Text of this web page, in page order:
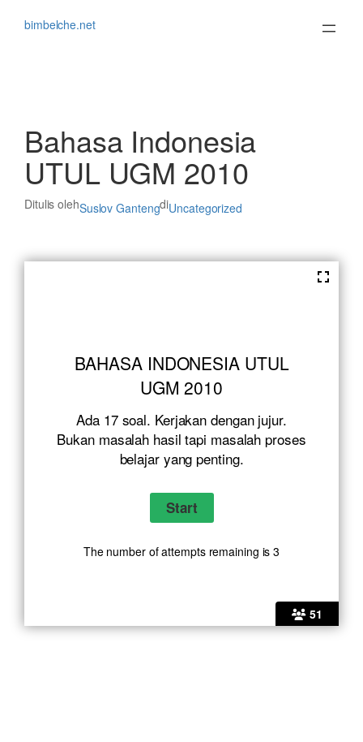
bimbelche.net
Bahasa Indonesia
UTUL UGM 2010
Ditulis olehSuslov GantengdiUncategorized
51
BAHASA INDONESIA UTUL
UGM 2010
Ada 17 soal. Kerjakan dengan jujur.
Bukan masalah hasil tapi masalah proses
belajar yang penting.
The number of attempts remaining is 3